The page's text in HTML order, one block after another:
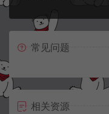
常见问题
相关资源